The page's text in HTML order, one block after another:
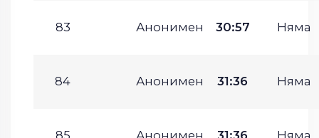
83 Анонимен 30:57 Няма
84 Анонимен 31:36 Няма
85 Анонимен 31:36 Няма